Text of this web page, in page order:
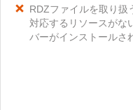
RDZファイルを取り扱
対応するリソースがな
バーがインストールさ